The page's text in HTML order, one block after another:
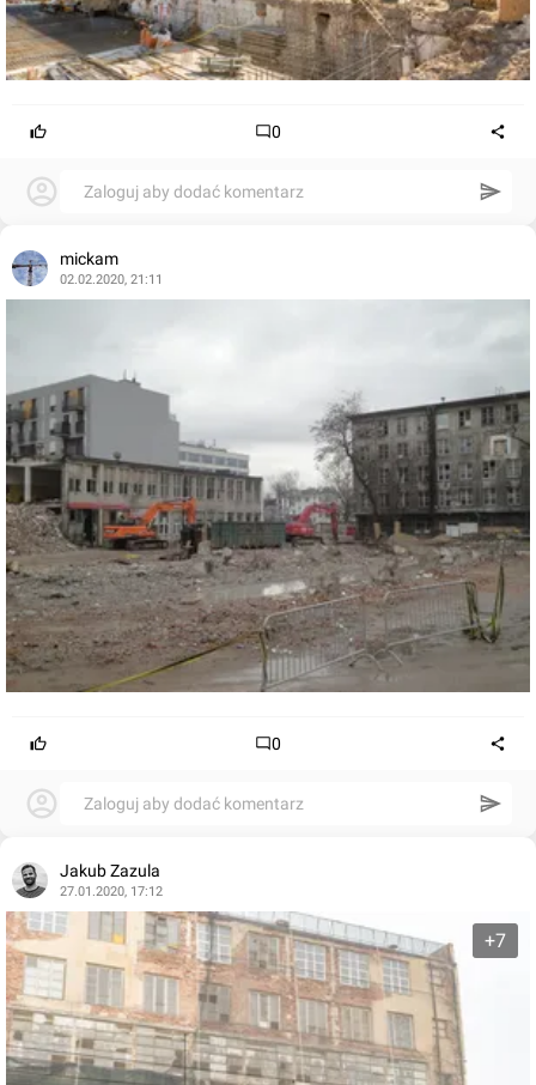
0
Zaloguj aby dodać komentarz
mickam
02.02.2020, 21:11
0
Zaloguj aby dodać komentarz
Jakub Zazula
27.01.2020, 17:12
+7